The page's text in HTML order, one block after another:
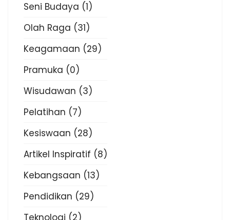
Seni Budaya (1)
Olah Raga (31)
Keagamaan (29)
Pramuka (0)
Wisudawan (3)
Pelatihan (7)
Kesiswaan (28)
Artikel Inspiratif (8)
Kebangsaan (13)
Pendidikan (29)
Teknologi (2)